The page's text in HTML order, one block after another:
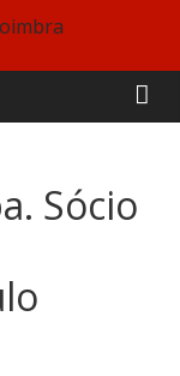
Sócio